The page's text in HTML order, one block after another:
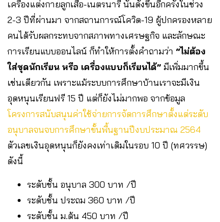
เครื่องแต่งกายลูกเสือ-เนตรนารี นั้นดังขึ้นอีกครั้งในช่วง
2-3 ปีที่ผ่านมา จากสถานการณ์โควิด-19 ผู้ปกครองหลาย
คนได้รับผลกระทบจากสภาพทางเศรษฐกิจ และลักษณะ
การเรียนแบบออนไลน์ ก็ทำให้การตั้งคำถามว่า “ไม่ต้อง
ใส่ชุดนักเรียน หรือ เครื่องแบบก็เรียนได้” มีเพิ่มมากขึ้น
เช่นเดียวกัน เพราะแม้ระบบการศึกษาบ้านเราจะมีเงิน
อุดหนุนเรียนฟรี 15 ปี แต่ก็ยังไม่มากพอ จากข้อมูล
โครงการสนับสนุนค่าใช้จ่ายการจัดการศึกษาตั้งแต่ระดับ
อนุบาลจนจบการศึกษาขั้นพื้นฐานปีงบประมาณ 2564
ตัวเลขเงินอุดหนุนก็ยังคงเท่าเดิมในรอบ 10 ปี (ทศวรรษ)
ดังนี้
ระดับชั้น อนุบาล 300 บาท /ปี
ระดับชั้น ประถม 360 บาท /ปี
ระดับชั้น ม.ต้น 450 บาท /ปี